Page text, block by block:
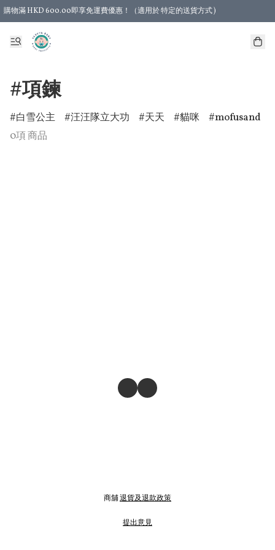
購物滿 HKD 600.00即享免運費優惠！（適用於 特定的送貨方式 )
#項鍊
白雪公主 汪汪隊立大功 天天 貓咪
mofusand
0項 商品
商舖退貨及退款政策
提出意見